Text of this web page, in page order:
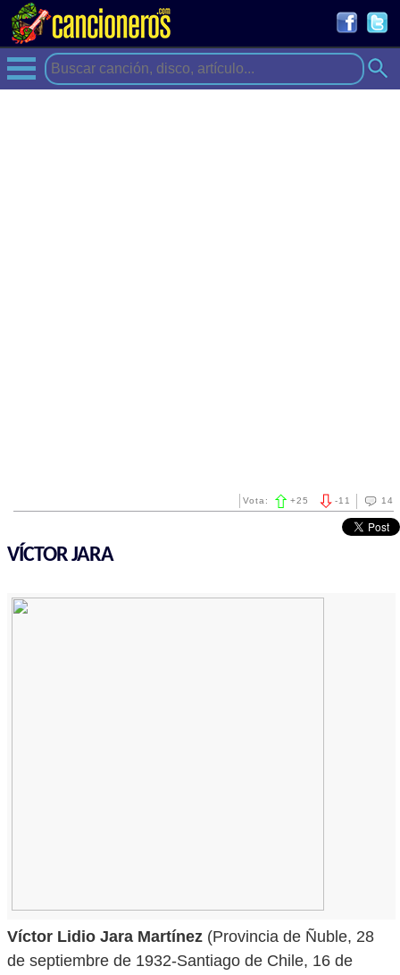
14
-11
Vota: +25
VÍCTOR JARA
Víctor Lidio Jara Martínez (Provincia de Ñuble, 28
de septiembre de 1932-Santiago de Chile, 16 de